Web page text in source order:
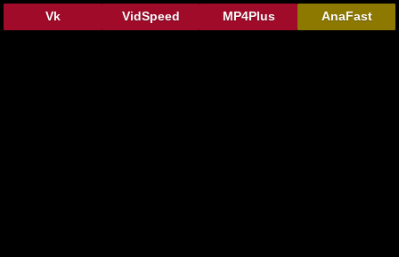
AnaFast
MP4Plus
VidSpeed
Vk